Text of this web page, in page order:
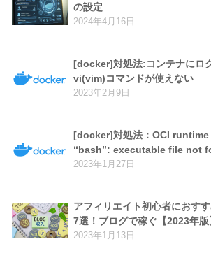
の設定
2024年4月16日
[docker]対処法:コンテナにロ
vi(vim)コマンドが使えない
2023年2月9日
[docker]対処法：OCI
“bash”: executable file not
2023年1月27日
アフィリエイト初心者におす
7選！ブログで稼ぐ【2023年版
2023年1月13日